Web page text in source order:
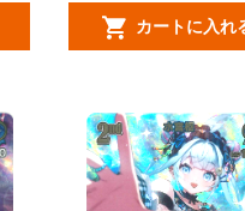
カートに入れ